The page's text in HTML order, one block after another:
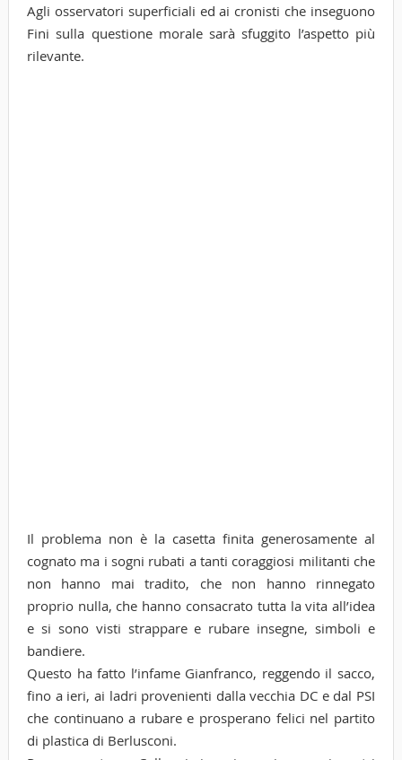
Agli osservatori superficiali ed ai cronisti che inseguono
Fini sulla questione morale sarà sfuggito l’aspetto più
rilevante.
Il problema non è la casetta finita generosamente al
cognato ma i sogni rubati a tanti coraggiosi militanti che
non hanno mai tradito, che non hanno rinnegato
proprio nulla, che hanno consacrato tutta la vita all’idea
e si sono visti strappare e rubare insegne, simboli e
bandiere.
Questo ha fatto l’infame Gianfranco, reggendo il sacco,
fino a ieri, ai ladri provenienti dalla vecchia DC e dal PSI
che continuano a rubare e prosperano felici nel partito
di plastica di Berlusconi.